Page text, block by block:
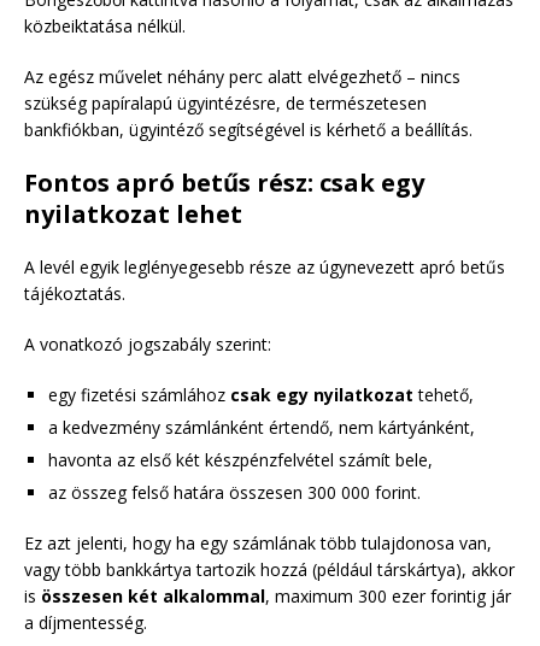
közbeiktatása nélkül.
Az egész művelet néhány perc alatt elvégezhető – nincs
szükség papíralapú ügyintézésre, de természetesen
bankfiókban, ügyintéző segítségével is kérhető a beállítás.
Fontos apró betűs rész: csak egy
nyilatkozat lehet
A levél egyik leglényegesebb része az úgynevezett apró betűs
tájékoztatás.
A vonatkozó jogszabály szerint:
egy fizetési számlához csak egy nyilatkozat tehető,
a kedvezmény számlánként értendő, nem kártyánként,
havonta az első két készpénzfelvétel számít bele,
az összeg felső határa összesen 300 000 forint.
Ez azt jelenti, hogy ha egy számlának több tulajdonosa van,
vagy több bankkártya tartozik hozzá (például társkártya), akkor
is összesen két alkalommal, maximum 300 ezer forintig jár
a díjmentesség.